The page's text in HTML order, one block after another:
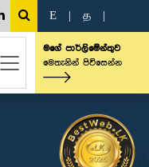
E த
මගේ පාර්ලිමේන්තුව
මෙතැනින් පිවිසෙන්න